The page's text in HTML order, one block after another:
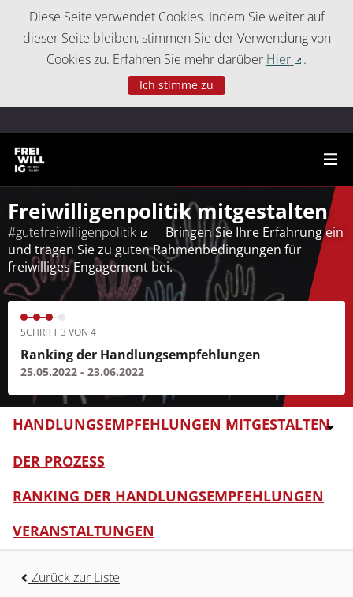
Diese Seite verwendet Cookies. Indem Sie weiter auf
dieser Seite bleiben, stimmen Sie der Verwendung von
Cookies zu. Erfahren Sie mehr darüber Hier
.
Ich stimme zu
Freiwilligenpolitik mitgestalten
#gutefreiwilligenpolitik
(Externer Link)
Bringen Sie Ihre Erfahrung ein
und tragen Sie zu guten Rahmenbedingungen für
freiwilliges Engagement bei.
SCHRITT 3 VON 4
Ranking der Handlungsempfehlungen
25.05.2022 - 23.06.2022
HANDLUNGSEMPFEHLUNGEN MITGESTALTEN
DER PROZESS
RANKING DER HANDLUNGSEMPFEHLUNGEN
VERANSTALTUNGEN
Zurück zur Liste
Cookie-Einstellungen